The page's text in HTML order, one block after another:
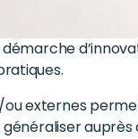
externes